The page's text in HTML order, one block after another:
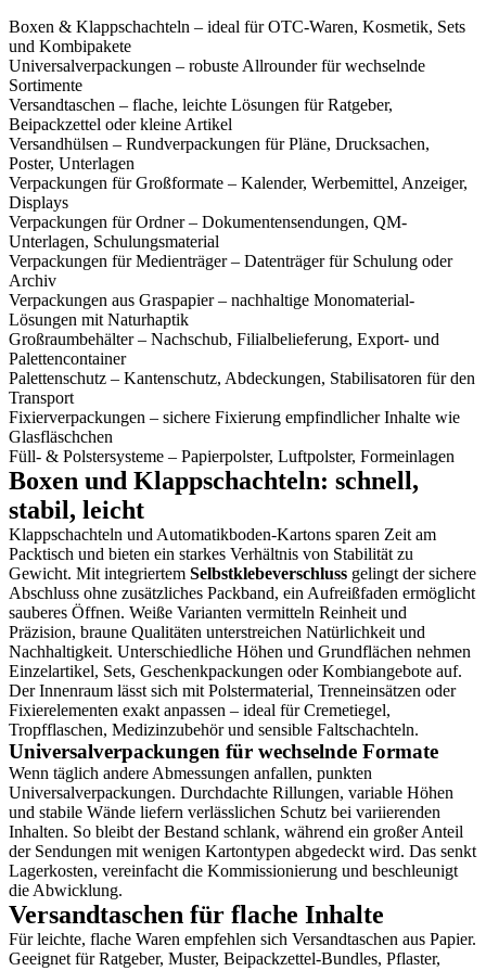
Boxen & Klappschachteln – ideal für OTC-Waren, Kosmetik, Sets
und Kombipakete
Universalverpackungen – robuste Allrounder für wechselnde
Sortimente
Versandtaschen – flache, leichte Lösungen für Ratgeber,
Beipackzettel oder kleine Artikel
Versandhülsen – Rundverpackungen für Pläne, Drucksachen,
Poster, Unterlagen
Verpackungen für Großformate – Kalender, Werbemittel, Anzeiger,
Displays
Verpackungen für Ordner – Dokumentensendungen, QM-
Unterlagen, Schulungsmaterial
Verpackungen für Medienträger – Datenträger für Schulung oder
Archiv
Verpackungen aus Graspapier – nachhaltige Monomaterial-
Lösungen mit Naturhaptik
Großraumbehälter – Nachschub, Filialbelieferung, Export- und
Palettencontainer
Palettenschutz – Kantenschutz, Abdeckungen, Stabilisatoren für den
Transport
Fixierverpackungen – sichere Fixierung empfindlicher Inhalte wie
Glasfläschchen
Füll- & Polstersysteme – Papierpolster, Luftpolster, Formeinlagen
Boxen und Klappschachteln: schnell,
stabil, leicht
Klappschachteln und Automatikboden-Kartons sparen Zeit am
Packtisch und bieten ein starkes Verhältnis von Stabilität zu
Gewicht. Mit integriertem Selbstklebeverschluss gelingt der sichere
Abschluss ohne zusätzliches Packband, ein Aufreißfaden ermöglicht
sauberes Öffnen. Weiße Varianten vermitteln Reinheit und
Präzision, braune Qualitäten unterstreichen Natürlichkeit und
Nachhaltigkeit. Unterschiedliche Höhen und Grundflächen nehmen
Einzelartikel, Sets, Geschenkpackungen oder Kombiangebote auf.
Der Innenraum lässt sich mit Polstermaterial, Trenneinsätzen oder
Fixierelementen exakt anpassen – ideal für Cremetiegel,
Tropfflaschen, Medizinzubehör und sensible Faltschachteln.
Universalverpackungen für wechselnde Formate
Wenn täglich andere Abmessungen anfallen, punkten
Universalverpackungen. Durchdachte Rillungen, variable Höhen
und stabile Wände liefern verlässlichen Schutz bei variierenden
Inhalten. So bleibt der Bestand schlank, während ein großer Anteil
der Sendungen mit wenigen Kartontypen abgedeckt wird. Das senkt
Lagerkosten, vereinfacht die Kommissionierung und beschleunigt
die Abwicklung.
Versandtaschen für flache Inhalte
Für leichte, flache Waren empfehlen sich Versandtaschen aus Papier.
Geeignet für Ratgeber, Muster, Beipackzettel-Bundles, Pflaster,